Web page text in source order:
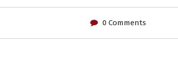
0 Comments